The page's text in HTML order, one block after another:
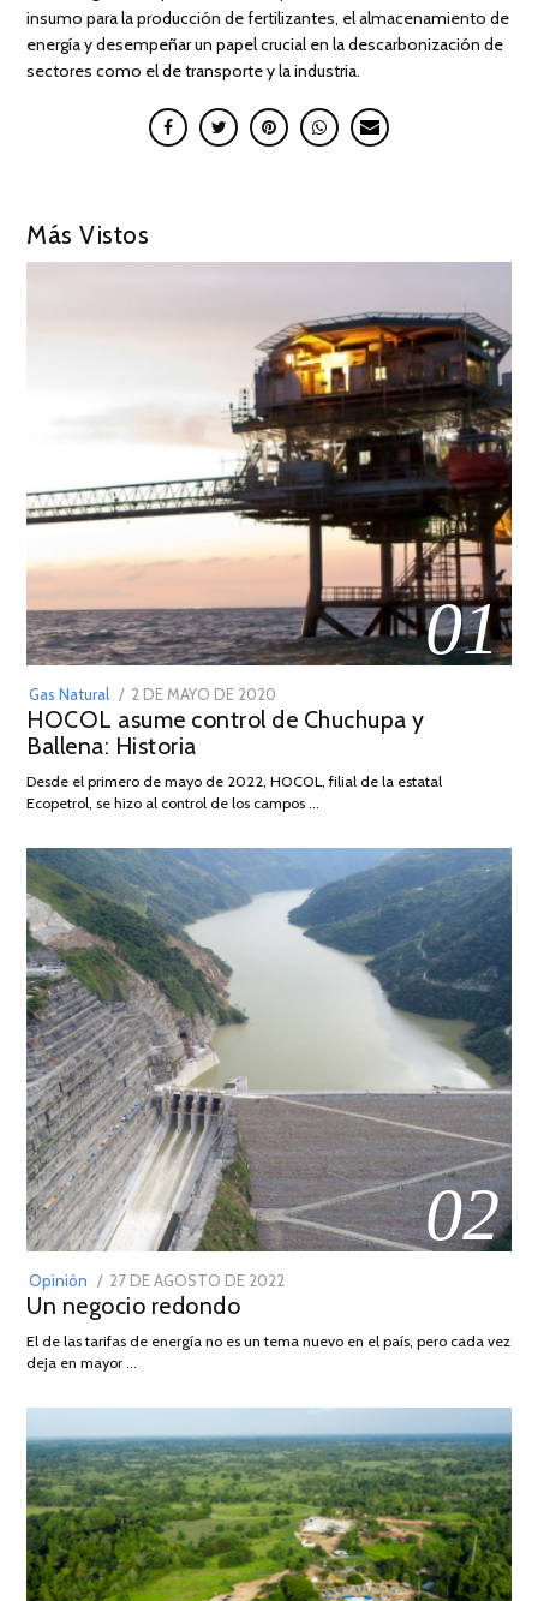
insumo para la producción de fertilizantes, el almacenamiento de
energía y desempeñar un papel crucial en la descarbonización de
sectores como el de transporte y la industria.
Más Vistos
01
Gas Natural
POSTED
ON
2 DE MAYO DE 2020
DE
2026
HOCOL asume control de Chuchupa y
Ballena: Historia
Desde el primero de mayo de 2022, HOCOL, filial de la estatal
Ecopetrol, se hizo al control de los campos …
02
Opinión
POSTED
ON
27 DE AGOSTO DE 2022
DE
Un negocio redondo
El de las tarifas de energía no es un tema nuevo en el país, pero cada vez
deja en mayor …